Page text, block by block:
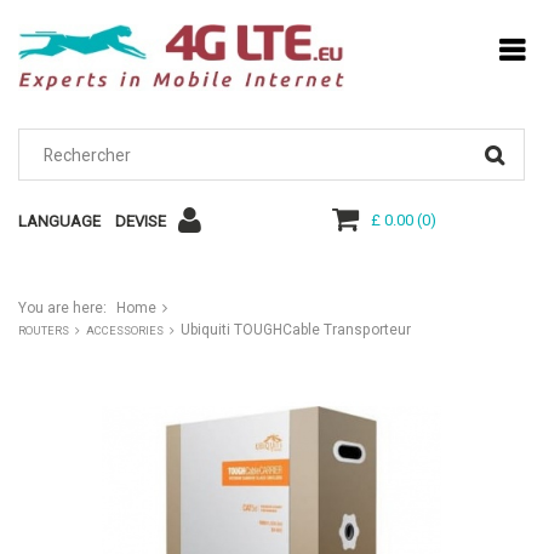
LANGUAGE DEVISE £ 0.00(0)
You are here: Home
ROUTERS ACCESSORIES Ubiquiti TOUGHCable Transporteur